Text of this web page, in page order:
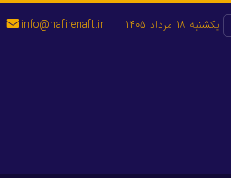
یکشنبه 18 مرداد 1405 info@nafirenaft.ir